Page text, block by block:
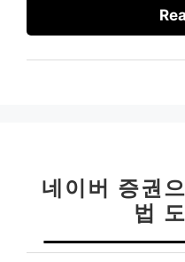
네이버 증권
법